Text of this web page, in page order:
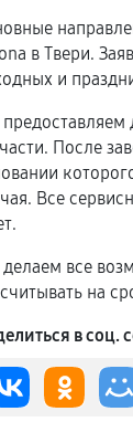
в Твери.
и
После
Все
все
на
в соц.